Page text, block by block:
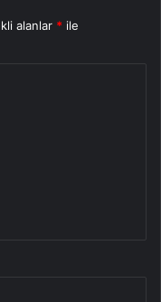
alanlar * ile